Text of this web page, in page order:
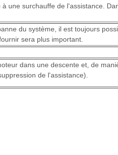
une surchauffe de l'assistance.
du système, il est toujours
sera plus important.
dans une descente et, de
de l'assistance).